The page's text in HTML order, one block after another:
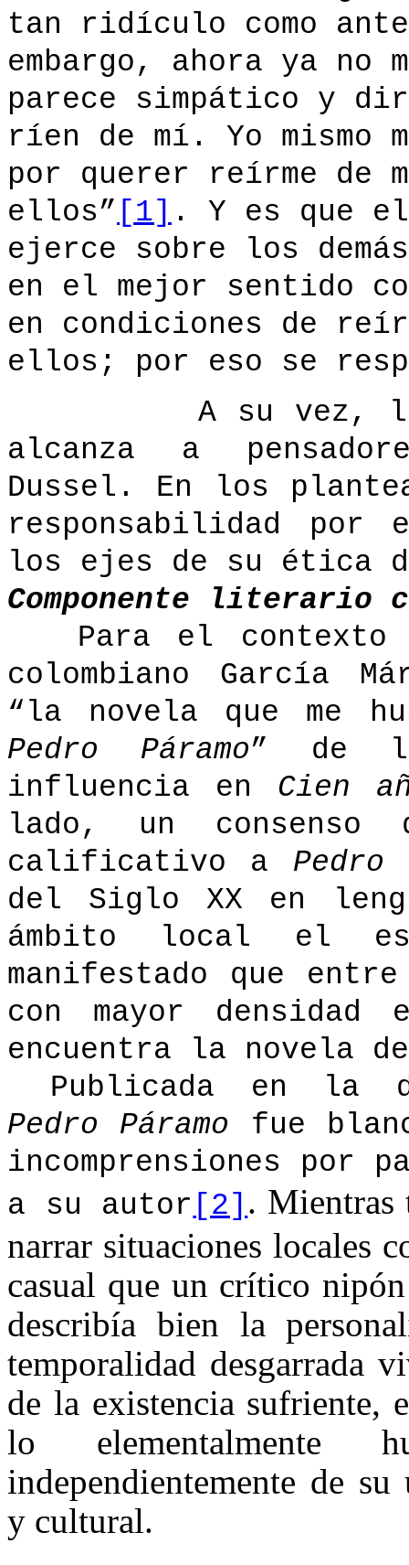
tan ridículo como
embargo, ahora ya no
parece simpático y
ríen de mí. Yo
por querer reírme de
ellos” [1] . Y es que
ejerce sobre los
en el mejor sentido
en condiciones de
ellos; por eso se
A su vez, la
alcanza a
Dussel. En los
responsabilidad
los ejes de su ética
Componente literario
Para el contexto
colombiano García
“la novela que me
Pedro Páramo”
de
influencia en Cien
lado, un
calificativo a Pedro
del Siglo XX en
ámbito local el
manifestado que
con mayor
encuentra la novela
Publicada en la
Pedro Páramo fue
incomprensiones por
a su autor [2] . Mientras
narrar situaciones locales
casual que un crítico
describía bien la
temporalidad desgarrada
de la existencia sufriente,
lo elementalmente
independientemente de
y cultural.